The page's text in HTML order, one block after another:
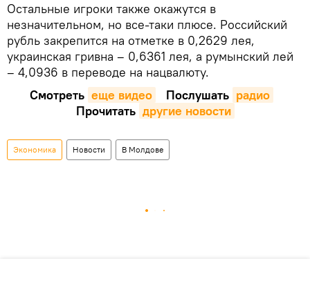
Остальные игроки также окажутся в
незначительном, но все-таки плюсе. Российский
рубль закрепится на отметке в 0,2629 лея,
украинская гривна – 0,6361 лея, а румынский лей
– 4,0936 в переводе на нацвалюту.
Смотреть еще видео Послушать радио
Прочитать другие новости
Экономика Новости В Молдове